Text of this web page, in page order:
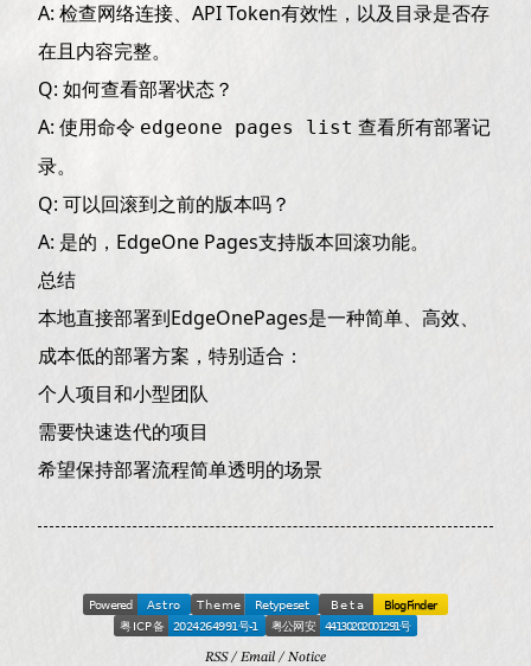
A: 检查网络连接、API Token有效性，以及目录是否存
在且内容完整。
Q: 如何查看部署状态？
A: 使用命令 edgeone pages list 查看所有部署记
录。
Q: 可以回滚到之前的版本吗？
A: 是的，EdgeOne Pages支持版本回滚功能。
总结
本地直接部署到EdgeOnePages是一种简单、高效、
成本低的部署方案，特别适合：
个人项目和小型团队
需要快速迭代的项目
希望保持部署流程简单透明的场景
RSS/ Email / Notice